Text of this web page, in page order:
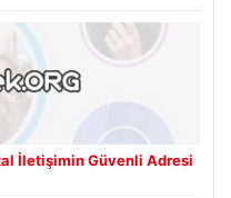
İletişimin Güvenli Adresi